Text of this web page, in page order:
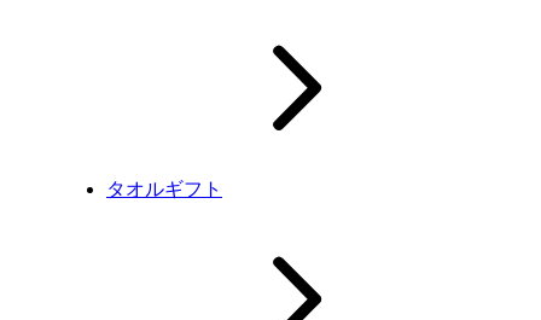
タオルギフト